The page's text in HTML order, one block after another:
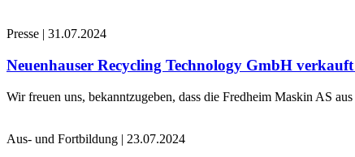
Presse | 31.07.2024
Neuenhauser Recycling Technology GmbH
Wir freuen uns, bekanntzugeben, dass die Fredheim Maskin AS
Aus- und Fortbildung | 23.07.2024